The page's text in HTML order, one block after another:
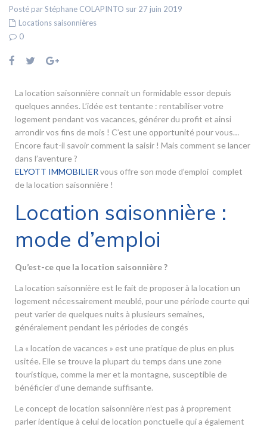
Posté par Stéphane COLAPINTO sur 27 juin 2019
Locations saisonnières
0
La location saisonnière connait un formidable essor depuis
quelques années. L’idée est tentante : rentabiliser votre
logement pendant vos vacances, générer du profit et ainsi
arrondir vos fins de mois ! C’est une opportunité pour vous…
Encore faut-il savoir comment la saisir ! Mais comment se lancer
dans l’aventure ?
ELYOTT IMMOBILIER vous offre son mode d’emploi complet
de la location saisonnière !
Location saisonnière :
mode d’emploi
Qu’est-ce que la location saisonnière ?
La location saisonnière est le fait de proposer à la location un
logement nécessairement meublé, pour une période courte qui
peut varier de quelques nuits à plusieurs semaines,
généralement pendant les périodes de congés
La « location de vacances » est une pratique de plus en plus
usitée. Elle se trouve la plupart du temps dans une zone
touristique, comme la mer et la montagne, susceptible de
bénéficier d’une demande suffisante.
Le concept de location saisonnière n’est pas à proprement
parler identique à celui de location ponctuelle qui a également